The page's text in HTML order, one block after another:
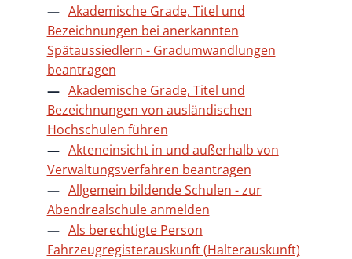
Akademische Grade, Titel und
Bezeichnungen bei anerkannten
Spätaussiedlern - Gradumwandlungen
beantragen
Akademische Grade, Titel und
Bezeichnungen von ausländischen
Hochschulen führen
Akteneinsicht in und außerhalb von
Verwaltungsverfahren beantragen
Allgemein bildende Schulen - zur
Abendrealschule anmelden
Als berechtigte Person
Fahrzeugregisterauskunft (Halterauskunft)